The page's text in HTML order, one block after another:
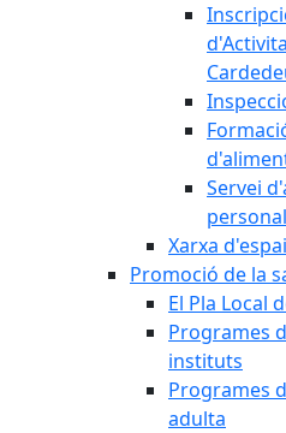
Servei
Xarxa
Promoció de la
El Pla Local
Programes
instituts
Programes
adulta